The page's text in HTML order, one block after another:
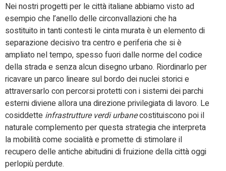
Nei nostri progetti per le città italiane abbiamo visto ad
esempio che l’anello delle circonvallazioni che ha
sostituito in tanti contesti le cinta murata è un elemento di
separazione decisivo tra centro e periferia che si è
ampliato nel tempo, spesso fuori dalle norme del codice
della strada e senza alcun disegno urbano. Riordinarlo per
ricavare un parco lineare sul bordo dei nuclei storici e
attraversarlo con percorsi protetti con i sistemi dei parchi
esterni diviene allora una direzione privilegiata di lavoro. Le
cosiddette infrastrutture verdi urbanecostituiscono poi il
naturale complemento per questa strategia che interpreta
la mobilità come socialità e promette di stimolare il
recupero delle antiche abitudini di fruizione della città oggi
perlopiù perdute.